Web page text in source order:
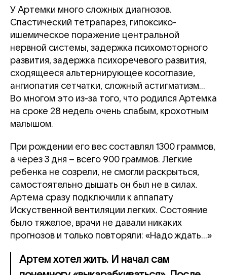
У Артемки много сложных диагнозов.
Спастический тетрапарез, гипоксико-
ишемическое поражение центральной
нервной системы, задержка психомоторного
развития, задержка психоречевого развития,
сходящееся альтернирующее косоглазие,
ангиопатия сетчатки, сложный астигматизм…
Во многом это из-за того, что родился Артемка
на сроке 28 недель очень слабым, крохотным
малышом.
При рождении его вес составлял 1300 граммов,
а через 3 дня – всего 900 граммов. Легкие
ребенка не созрели, не смогли раскрыться,
самостоятельно дышать он был не в силах.
Артема сразу подключили к аппапату
Искуственной вентиляции легких. Состояние
было тяжелое, врачи не давали никаких
прогнозов и только повторяли: «Надо ждать...»
Артем хотел жить. И начал сам